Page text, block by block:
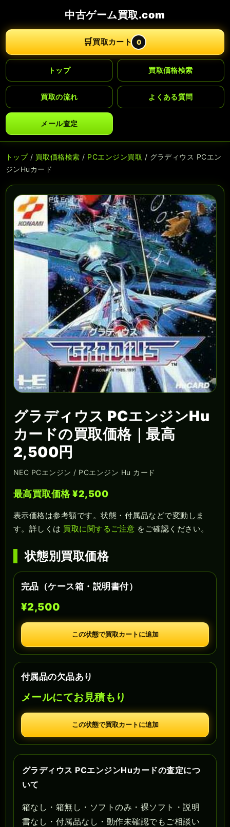
中古ゲーム買取.com
🛒買取カート 0
トップ 買取価格検索
買取の流れ よくある質問
メール査定
トップ/ 買取価格検索 / PCエンジン買取 / グラディウス PCエン
ジンHuカード
グラディウス PCエンジンHu
カードの買取価格｜最高
2,500円
NEC PCエンジン / PCエンジン Hu カード
最高買取価格 ¥2,500
表示価格は参考額です。状態・付属品などで変動しま
す。詳しくは 買取に関するご注意 をご確認ください。
状態別買取価格
完品（ケース箱・説明書付）
¥2,500
この状態で買取カートに追加
付属品の欠品あり
メールにてお見積もり
この状態で買取カートに追加
グラディウス PCエンジンHuカードの査定につ
いて
箱なし・箱無し・ソフトのみ・裸ソフト・説明
書なし・付属品なし・動作未確認でもご相談い